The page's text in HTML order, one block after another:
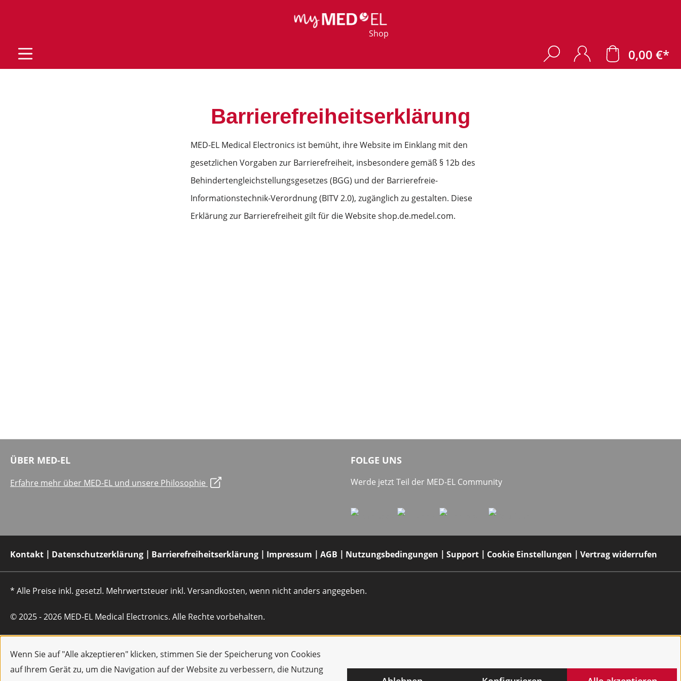
Wenn Sie auf "Alle akzeptieren" klicken, stimmen Sie der Speicherung von Cookies
auf Ihrem Gerät zu, um die Navigation auf der Website zu verbessern, die Nutzung
Shop
0,00 €*
Barrierefreiheitserklärung
MED-EL Medical Electronics ist bemüht, ihre Website im Einklang mit den
gesetzlichen Vorgaben zur Barrierefreiheit, insbesondere gemäß § 12b des
Behindertengleichstellungsgesetzes (BGG) und der Barrierefreie-
Informationstechnik-Verordnung (BITV 2.0), zugänglich zu gestalten. Diese
Erklärung zur Barrierefreiheit gilt für die Website shop.de.medel.com.
ÜBER MED-EL
Erfahre mehr über MED-EL und unsere Philosophie
FOLGE UNS
Werde jetzt Teil der MED-EL Community
Kontakt Datenschutzerklärung Barrierefreiheitserklärung Impressum AGB Nutzungsbedingungen Support Cookie Einstellungen Vertrag widerrufen
* Alle Preise inkl. gesetzl. Mehrwertsteuer inkl. Versandkosten, wenn nicht anders angegeben.
© 2025 - 2026 MED-EL Medical Electronics. Alle Rechte vorbehalten.